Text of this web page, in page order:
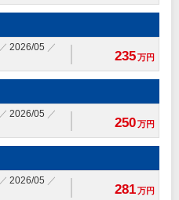
2026/05
235万円
2026/05
250万円
2026/05
281万円